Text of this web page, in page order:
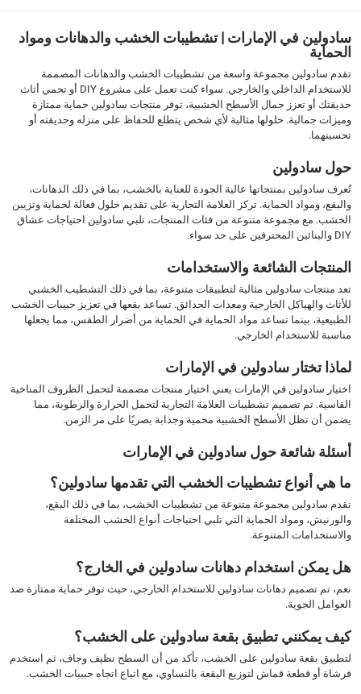
سادولين في الإمارات | تشطيبات الخشب والدهانات ومواد
الحماية
تقدم سادولين مجموعة واسعة من تشطيبات الخشب والدهانات المصممة
للاستخدام الداخلي والخارجي. سواء كنت تعمل على مشروع DIY أو تحمي أثاث
حديقتك أو تعزز جمال الأسطح الخشبية، توفر منتجات سادولين حماية ممتازة
وميزات جمالية. حلولها مثالية لأي شخص يتطلع للحفاظ على منزله وحديقته أو
تحسينهما.
حول سادولين
تُعرف سادولين بمنتجاتها عالية الجودة للعناية بالخشب، بما في ذلك الدهانات،
والبقع، ومواد الحماية. تركز العلامة التجارية على تقديم حلول فعالة لحماية وتزيين
الخشب. مع مجموعة متنوعة من فئات المنتجات، تلبي سادولين احتياجات عشاق
DIY والبنائين المحترفين على حد سواء.
المنتجات الشائعة والاستخدامات
تعد منتجات سادولين مثالية لتطبيقات متنوعة، بما في ذلك التشطيب الخشبي
للأثاث والهياكل الخارجية ومعدات الحدائق. تساعد بقعها في تعزيز حبيبات الخشب
الطبيعية، بينما تساعد مواد الحماية في الحماية من أضرار الطقس، مما يجعلها
مناسبة للاستخدام الخارجي.
لماذا تختار سادولين في الإمارات
اختيار سادولين في الإمارات يعني اختيار منتجات مصممة لتحمل الظروف المناخية
القاسية. تم تصميم تشطيبات العلامة التجارية لتحمل الحرارة والرطوبة، مما
يضمن أن تظل الأسطح الخشبية محمية وجذابة بصريًا على مر الزمن.
أسئلة شائعة حول سادولين في الإمارات
ما هي أنواع تشطيبات الخشب التي تقدمها سادولين؟
تقدم سادولين مجموعة متنوعة من تشطيبات الخشب، بما في ذلك البقع،
والورنيش، ومواد الحماية التي تلبي احتياجات أنواع الخشب المختلفة
والاستخدامات المتنوعة.
هل يمكن استخدام دهانات سادولين في الخارج؟
نعم، تم تصميم دهانات سادولين للاستخدام الخارجي، حيث توفر حماية ممتازة ضد
العوامل الجوية.
كيف يمكنني تطبيق بقعة سادولين على الخشب؟
لتطبيق بقعة سادولين على الخشب، تأكد من أن السطح نظيف وجاف، ثم استخدم
فرشاة أو قطعة قماش لتوزيع البقعة بالتساوي، مع اتباع اتجاه حبيبات الخشب.